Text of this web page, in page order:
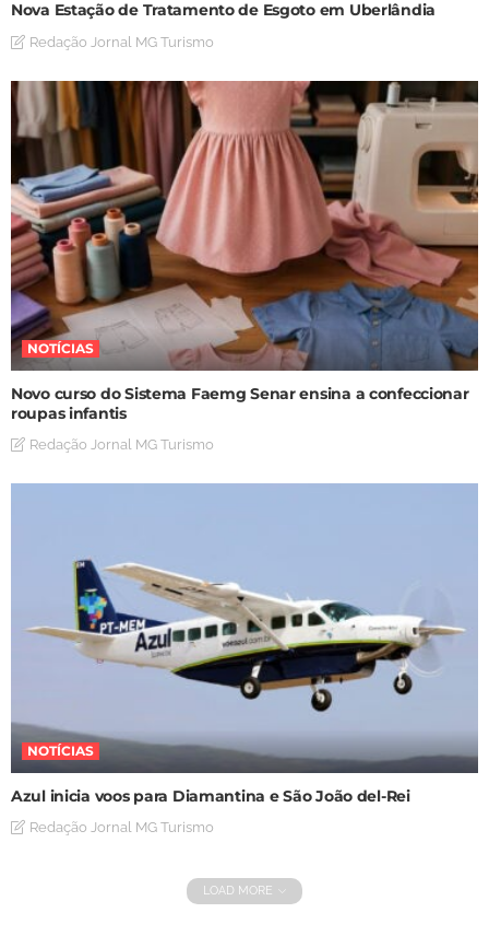
Nova Estação de Tratamento de Esgoto em Uberlândia
Redação Jornal MG Turismo
NOTÍCIAS
Novo curso do Sistema Faemg Senar ensina a confeccionar
roupas infantis
Redação Jornal MG Turismo
NOTÍCIAS
Azul inicia voos para Diamantina e São João del-Rei
Redação Jornal MG Turismo
LOAD MORE